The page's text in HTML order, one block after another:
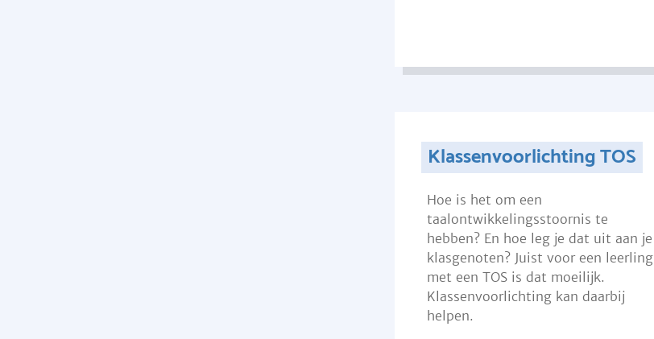
Klassenvoorlichting TOS
Hoe is het om een
taalontwikkelingsstoornis te
hebben? En hoe leg je dat uit aan je
klasgenoten? Juist voor een leerling
met een TOS is dat moeilijk.
Klassenvoorlichting kan daarbij
helpen.